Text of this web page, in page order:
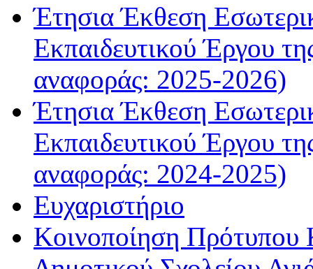
Έτησια Έκθεση
Εκπαιδευτικού Έργου
αναφοράς: 2025-2026)
Έτησια Έκθεση
Εκπαιδευτικού Έργου
αναφοράς: 2024-2025)
Ευχαριστήριο
Κοινοποίηση Πρότυπου